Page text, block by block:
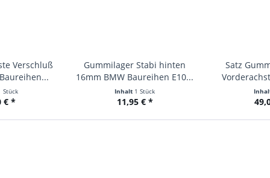
Verschluß
Stück
€ *
Gummilager Stabi hinten
16mm BMW Baureihen E10...
Inhalt 1 Stück
11,95 € *
Satz